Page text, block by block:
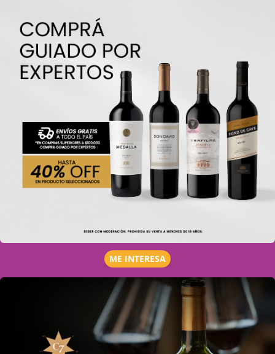
ME INTERESA